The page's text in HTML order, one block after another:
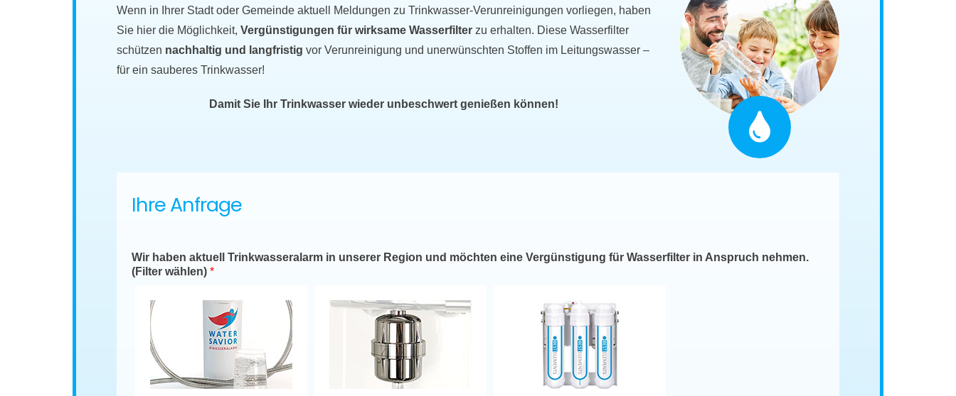
Wenn in Ihrer Stadt oder Gemeinde aktuell Meldungen zu Trinkwasser-Verunreinigungen vorliegen, haben
Sie hier die Möglichkeit, Vergünstigungen für wirksame Wasserfilter zu erhalten. Diese Wasserfilter
schützen nachhaltig und langfristig vor Verunreinigung und unerwünschten Stoffen im Leitungswasser –
für ein sauberes Trinkwasser!
Damit Sie Ihr Trinkwasser wieder unbeschwert genießen können!
Ihre Anfrage
Wir haben aktuell Trinkwasseralarm in unserer Region und möchten eine Vergünstigung für Wasserfilter in Anspruch nehmen.
(Filter wählen)*